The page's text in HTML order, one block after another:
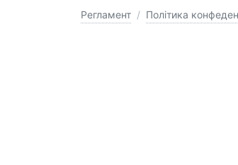
Регламент / Політика